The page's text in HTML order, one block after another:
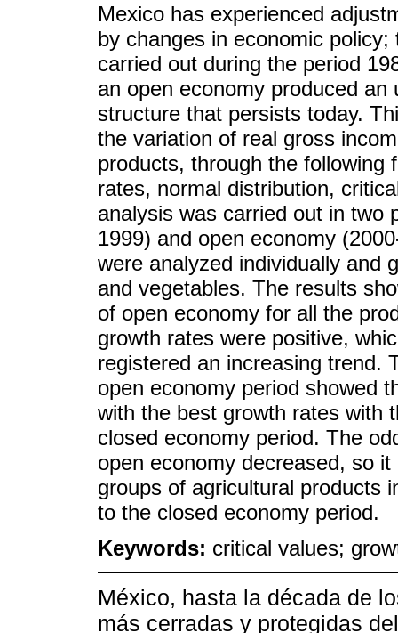
Mexico has experienced
by changes in economic
carried out during the period
an open economy produced
structure that persists today.
the variation of real gross
products, through the following
rates, normal distribution,
analysis was carried out in two
1999) and open economy
were analyzed individually and
and vegetables. The results
of open economy for all the
growth rates were positive,
registered an increasing trend.
open economy period showed
with the best growth rates with
closed economy period. The
open economy decreased, so
groups of agricultural products
to the closed economy period.
Keywords: critical values;
México, hasta la década de
más cerradas y protegidas